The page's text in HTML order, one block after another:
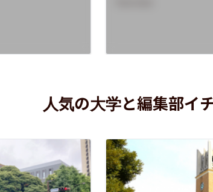
人気の大学と編集部イ